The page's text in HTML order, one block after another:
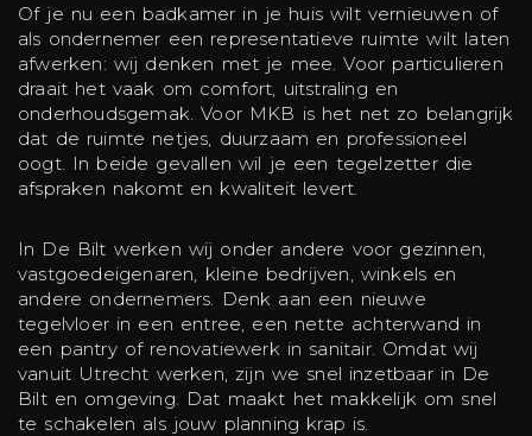
Of je nu een badkamer in je huis wilt vernieuwen of
als ondernemer een representatieve ruimte wilt laten
afwerken: wij denken met je mee. Voor particulieren
draait het vaak om comfort, uitstraling en
onderhoudsgemak. Voor MKB is het net zo belangrijk
dat de ruimte netjes, duurzaam en professioneel
oogt. In beide gevallen wil je een tegelzetter die
afspraken nakomt en kwaliteit levert.
In De Bilt werken wij onder andere voor gezinnen,
vastgoedeigenaren, kleine bedrijven, winkels en
andere ondernemers. Denk aan een nieuwe
tegelvloer in een entree, een nette achterwand in
een pantry of renovatiewerk in sanitair. Omdat wij
vanuit Utrecht werken, zijn we snel inzetbaar in De
Bilt en omgeving. Dat maakt het makkelijk om snel
te schakelen als jouw planning krap is.